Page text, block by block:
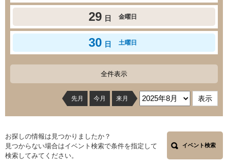
29 日 金曜日
30 日 土曜日
全件表示
先月 今月 来月
お探しの情報は見つかりましたか？
見つからない場合はイベント検索で条件を指定して
検索してみてください。
イベント検索